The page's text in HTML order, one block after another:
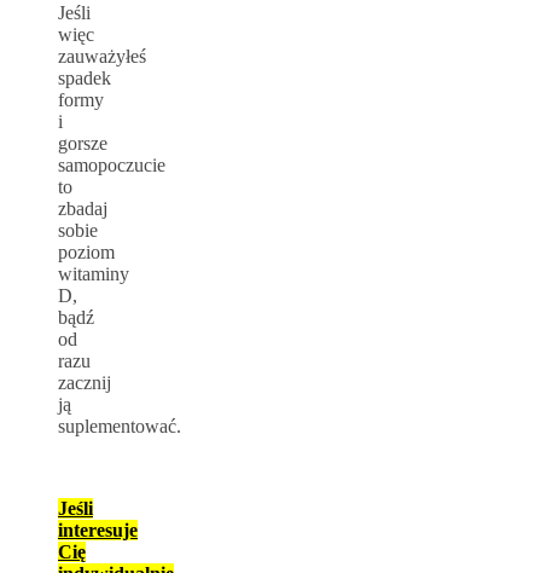
Jeśli
więc
zauważyłeś
spadek
formy
i
gorsze
samopoczucie
to
zbadaj
sobie
poziom
witaminy
D,
bądź
od
razu
zacznij
ją
suplementować.
Jeśli
interesuje
Cię